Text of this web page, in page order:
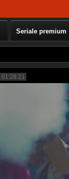
Seriale premium
01:28:21